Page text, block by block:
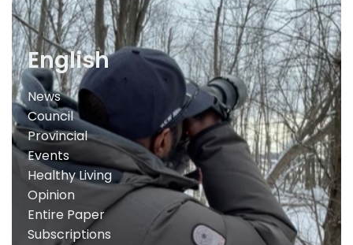
English
News
Council
Provincial
Events
Healthy Living
Opinion
Entire Paper
Subscriptions